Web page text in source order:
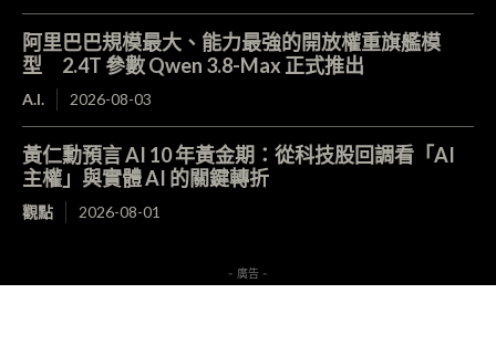
阿里巴巴規模最大、能力最強的開放權重旗艦模
型 2.4T 參數 Qwen 3.8-Max 正式推出
A.I. 2026-08-03
黃仁勳預言 AI 10 年黃金期：從科技股回調看「AI
主權」與實體 AI 的關鍵轉折
觀點 2026-08-01
- 廣告 -